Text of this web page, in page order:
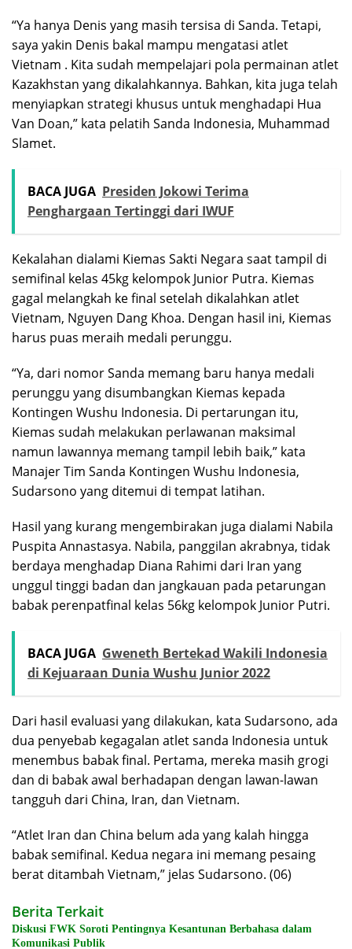
“Ya hanya Denis yang masih tersisa di Sanda. Tetapi,
saya yakin Denis bakal mampu mengatasi atlet
Vietnam . Kita sudah mempelajari pola permainan atlet
Kazakhstan yang dikalahkannya. Bahkan, kita juga telah
menyiapkan strategi khusus untuk menghadapi Hua
Van Doan,” kata pelatih Sanda Indonesia, Muhammad
Slamet.
BACA JUGA Presiden Jokowi Terima
Penghargaan Tertinggi dari IWUF
Kekalahan dialami Kiemas Sakti Negara saat tampil di
semifinal kelas 45kg kelompok Junior Putra. Kiemas
gagal melangkah ke final setelah dikalahkan atlet
Vietnam, Nguyen Dang Khoa. Dengan hasil ini, Kiemas
harus puas meraih medali perunggu.
“Ya, dari nomor Sanda memang baru hanya medali
perunggu yang disumbangkan Kiemas kepada
Kontingen Wushu Indonesia. Di pertarungan itu,
Kiemas sudah melakukan perlawanan maksimal
namun lawannya memang tampil lebih baik,” kata
Manajer Tim Sanda Kontingen Wushu Indonesia,
Sudarsono yang ditemui di tempat latihan.
Hasil yang kurang mengembirakan juga dialami Nabila
Puspita Annastasya. Nabila, panggilan akrabnya, tidak
berdaya menghadap Diana Rahimi dari Iran yang
unggul tinggi badan dan jangkauan pada petarungan
babak perenpatfinal kelas 56kg kelompok Junior Putri.
BACA JUGA Gweneth Bertekad Wakili Indonesia
di Kejuaraan Dunia Wushu Junior 2022
Dari hasil evaluasi yang dilakukan, kata Sudarsono, ada
dua penyebab kegagalan atlet sanda Indonesia untuk
menembus babak final. Pertama, mereka masih grogi
dan di babak awal berhadapan dengan lawan-lawan
tangguh dari China, Iran, dan Vietnam.
“Atlet Iran dan China belum ada yang kalah hingga
babak semifinal. Kedua negara ini memang pesaing
berat ditambah Vietnam,” jelas Sudarsono. (06)
Berita Terkait
Diskusi FWK Soroti Pentingnya Kesantunan Berbahasa dalam
Komunikasi Publik